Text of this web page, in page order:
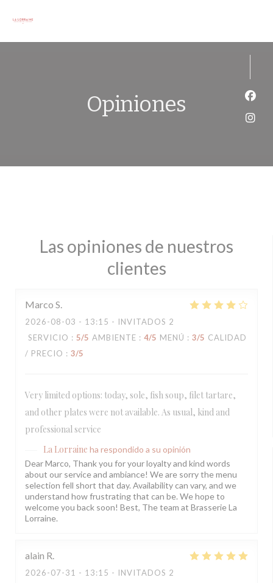
Opiniones
Las opiniones de nuestros
clientes
Marco S
2026-08-03 - 13:15 - INVITADOS 2
SERVICIO : 5/5 AMBIENTE : 4/5 MENÚ : 3/5 CALIDAD
/ PRECIO : 3/5
Very limited options: today, sole, fish soup, filet tartare,
and other plates were not available. As usual, kind and
professional service
La Lorraine ha respondido a su opinión
Dear Marco, Thank you for your loyalty and kind words
about our service and ambiance! We are sorry the menu
selection fell short that day. Availability can vary, and we
understand how frustrating that can be. We hope to
welcome you back soon! Best, The team at Brasserie La
Lorraine.
alain R
2026-07-31 - 13:15 - INVITADOS 2